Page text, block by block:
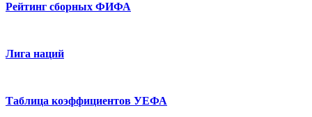
Рейтинг сборных ФИФА
Лига наций
Таблица коэффициентов УЕФА